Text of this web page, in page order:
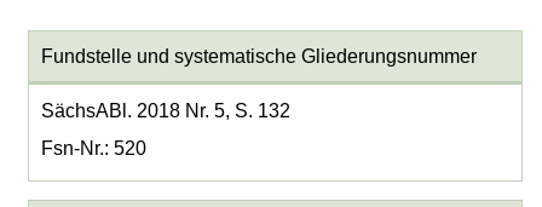
Fundstelle und systematische Gliederungsnummer
SächsABl. 2018 Nr. 5, S. 132
Fsn-Nr.: 520